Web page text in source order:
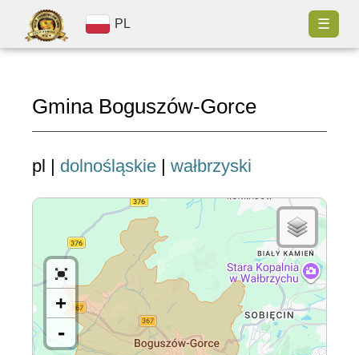
PL ☰
Gmina Boguszów-Gorce
pl | dolnośląskie | wałbrzyski
+
-